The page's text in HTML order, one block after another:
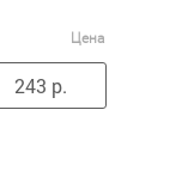
Цена
243 р.